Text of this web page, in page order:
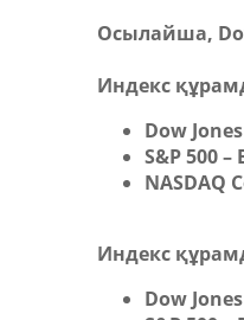
Осылайша,
Индекс
Dow Jones
S&P 500–
NASDAQ
Индекс
Dow